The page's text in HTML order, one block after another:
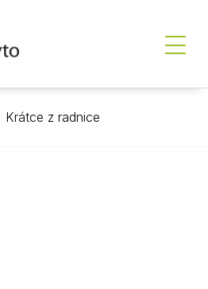
Krátce z radnice